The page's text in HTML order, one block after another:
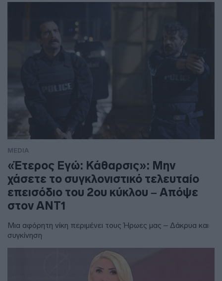
MEDIA
«Έτερος Εγώ: Κάθαρσις»: Μην
χάσετε το συγκλονιστικό τελευταίο
επεισόδιο του 2ου κύκλου – Απόψε
στον ΑΝΤ1
Μια αφόρητη νίκη περιμένει τους Ήρωες μας – Δάκρυα και
συγκίνηση